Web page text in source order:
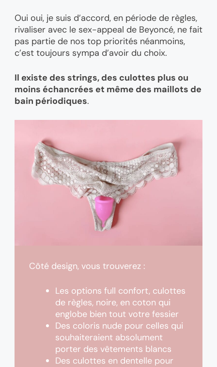
Oui oui, je suis d’accord, en période de règles,
rivaliser avec le sex-appeal de Beyoncé, ne fait
pas partie de nos top priorités néanmoins,
c’est toujours sympa d’avoir du choix.
Il existe des strings, des culottes plus ou
moins échancrées et même des maillots de
bain périodiques.
Côté design, vous trouverez :
Les options full confort, culottes
de règles, noire, en coton qui
englobe bien tout votre fessier
Des coloris nude pour celles qui
souhaiteraient absolument
porter des vêtements blancs
Des culottes en dentelle pour